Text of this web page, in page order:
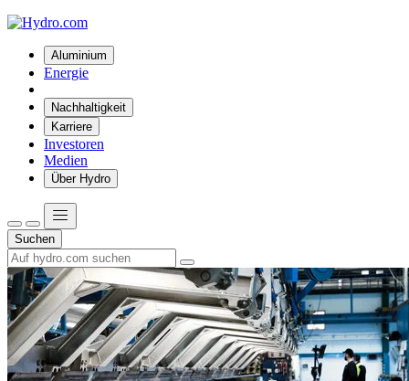
Aluminium
Energie
Nachhaltigkeit
Karriere
Investoren
Medien
Über Hydro
Suchen